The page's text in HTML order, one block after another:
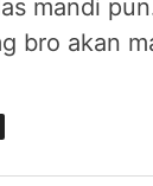
mandi
bro akan